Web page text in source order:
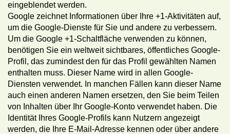
eingeblendet werden.
Google zeichnet Informationen über Ihre +1-Aktivitäten auf,
um die Google-Dienste für Sie und andere zu verbessern.
Um die Google +1-Schaltfläche verwenden zu können,
benötigen Sie ein weltweit sichtbares, öffentliches Google-
Profil, das zumindest den für das Profil gewählten Namen
enthalten muss. Dieser Name wird in allen Google-
Diensten verwendet. In manchen Fällen kann dieser Name
auch einen anderen Namen ersetzen, den Sie beim Teilen
von Inhalten über Ihr Google-Konto verwendet haben. Die
Identität Ihres Google-Profils kann Nutzern angezeigt
werden, die Ihre E-Mail-Adresse kennen oder über andere